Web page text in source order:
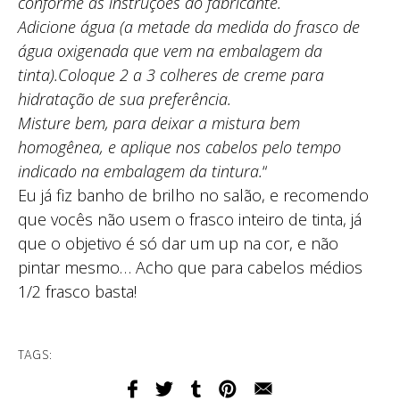
Adicione água (a metade da medida do frasco de
água oxigenada que vem na embalagem da
tinta).Coloque 2 a 3 colheres de creme para
hidratação de sua preferência.
Misture bem, para deixar a mistura bem
homogênea, e aplique nos cabelos pelo tempo
indicado na embalagem da tintura.“
Eu já fiz banho de brilho no salão, e recomendo
que vocês não usem o frasco inteiro de tinta, já
que o objetivo é só dar um up na cor, e não
pintar mesmo… Acho que para cabelos médios
1/2 frasco basta!
TAGS: